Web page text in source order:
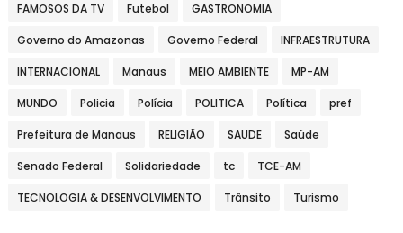
FAMOSOS DA TV Futebol GASTRONOMIA
Governo do Amazonas Governo Federal INFRAESTRUTURA
INTERNACIONAL Manaus MEIO AMBIENTE MP-AM
MUNDO Policia Polícia POLITICA Política pref
Prefeitura de Manaus RELIGIÃO SAUDE Saúde
Senado Federal Solidariedade tc TCE-AM
TECNOLOGIA & DESENVOLVIMENTO Trânsito Turismo